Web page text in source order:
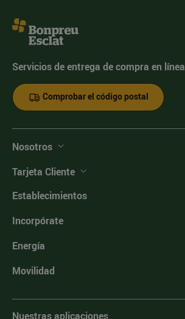
Servicios de entrega de compra en línea
Comprobar el código postal
Nosotros
Tarjeta Cliente
Establecimientos
Incorpórate
Energía
Movilidad
Nuestras aplicaciones